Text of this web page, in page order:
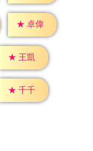
★ 卓偉
★ 王凱
★ 千千